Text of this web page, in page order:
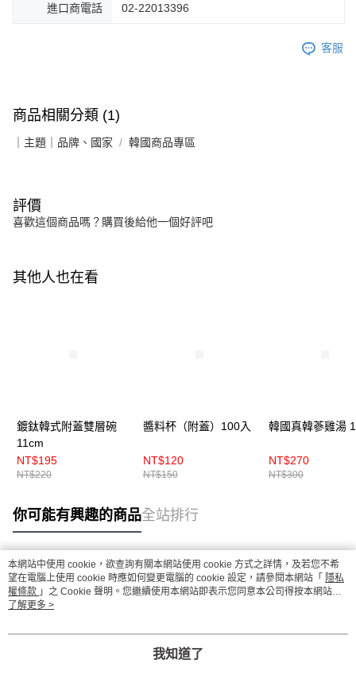
進口商電話 02-22013396
客服
商品相關分類 (1)
｜主題｜品牌、國家 韓國商品專區
評價
喜歡這個商品嗎？購買後給他一個好評吧
其他人也在看
鍍鈦韓式附蓋雙層碗
11cm
NT$195
NT$220
醬料杯（附蓋）100入
NT$120
NT$150
韓國真韓蔘雞湯
NT$270
NT$300
你可能有興趣的商品全站排行
熱門標籤
本網站中使用 cookie，欲查詢有關本網站使用 cookie 方式之詳情，及若您不希
望在電腦上使用 cookie 時應如何變更電腦的 cookie 設定，請參閱本網站「 隱私
權條款 」之 Cookie 聲明。您繼續使用本網站即表示您同意本公司得按本網站使
用條款之 Cookie 聲明使用 cookie。
了解更多 >
我知道了